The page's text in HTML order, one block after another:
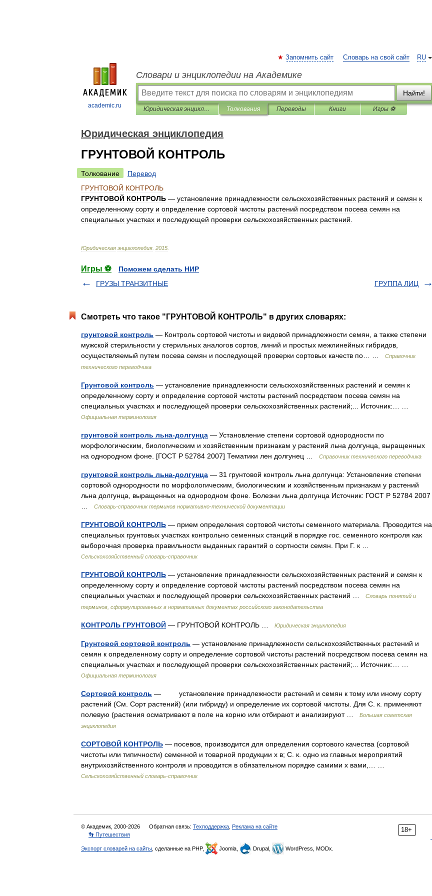
academic.ru
RU
Запомнить сайт Словарь на свой сайт
Словари и энциклопедии на Академике
Найти!
Юридическая энциклопедия Толкования Переводы Книги Игры ⚽
Юридическая энциклопедия
ГРУНТОВОЙ КОНТРОЛЬ
Толкование
Перевод
ГРУНТОВОЙ КОНТРОЛЬ
ГРУНТОВОЙ КОНТРОЛЬ — установление принадлежности сельскохозяйственных растений и семян к
определенному сорту и определение сортовой чистоты растений посредством посева семян на
специальных участках и последующей проверки сельскохозяйственных растений
Юридическая энциклопедия 2015
Игры ⚽
Поможем сделать НИР
ГРУЗЫ ТРАНЗИТНЫЕ
ГРУППА ЛИЦ
Смотреть что такое "ГРУНТОВОЙ КОНТРОЛЬ" в других словарях:
грунтовой контроль — Контроль сортовой чистоты и видовой принадлежности семян, а также степени
мужской стерильности у стерильных аналогов сортов, линий и простых межлинейных гибридов,
осуществляемый путем посева семян и последующей проверки сортовых качеств по… …
Справочник
технического переводчика
Грунтовой контроль — установление принадлежности сельскохозяйственных растений и семян к
определенному сорту и определение сортовой чистоты растений посредством посева семян на
специальных участках и последующей проверки сельскохозяйственных растений;... Источник:… …
Официальная терминология
грунтовой контроль льна-долгунца — Установление степени сортовой однородности по
морфологическим, биологическим и хозяйственным признакам у растений льна долгунца, выращенных
на однородном фоне. [ГОСТ Р 52784 2007] Тематики лен долгунец …
Справочник технического переводчика
грунтовой контроль льна-долгунца — 31 грунтовой контроль льна долгунца: Установление степени
сортовой однородности по морфологическим, биологическим и хозяйственным признакам у растений
льна долгунца, выращенных на однородном фоне. Болезни льна долгунца Источник: ГОСТ Р 52784 2007
Словарь-справочник терминов нормативно-технической документации
ГРУНТОВОЙ КОНТРОЛЬ — прием определения сортовой чистоты семенного материала. Проводится на
специальных грунтовых участках контрольно семенных станций в порядке гос. семенного контроля как
выборочная проверка правильности выданных гарантий о сортности семян. При Г. к …
Сельскохозяйственный словарь-справочник
ГРУНТОВОЙ КОНТРОЛЬ — установление принадлежности сельскохозяйственных растений и семян к
определенному сорту и определение сортовой чистоты растений посредством посева семян на
специальных участках и последующей проверки сельскохозяйственных растений …
Словарь понятий и
терминов, сформулированных в нормативных документах российского законодательства
КОНТРОЛЬ ГРУНТОВОЙ — ГРУНТОВОЙ КОНТРОЛЬ … Юридическая энциклопедия
Грунтовой сортовой контроль — установление принадлежности сельскохозяйственных растений и
семян к определенному сорту и определение сортовой чистоты растений посредством посева семян на
специальных участках и последующей проверки сельскохозяйственных растений;... Источник:… …
Официальная терминология
Сортовой контроль — установление принадлежности растений и семян к тому или иному сорту
растений (См. Сорт растений) (или гибриду) и определение их сортовой чистоты. Для С. к. применяют
полевую (растения осматривают в поле на корню или отбирают и анализируют …
Большая советская
энциклопедия
СОРТОВОЙ КОНТРОЛЬ — посевов, производится для определения сортового качества (сортовой
чистоты или типичности) семенной и товарной продукции х в; С. к. одно из главных мероприятий
внутрихозяйственного контроля и проводится в обязательном порядке самими х вами,… …
Сельскохозяйственный словарь-справочник
18+
© Академик, 2000-2026 Обратная связь: Техподдержка Реклама на сайте
👣 Путешествия
Экспорт словарей на сайты , сделанные на PHP, Joomla, Drupal, WordPress, MODx.